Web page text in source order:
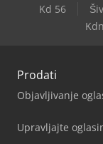
Kd 56
Kdn
Prodati
Objavljivanje
Upravljajte